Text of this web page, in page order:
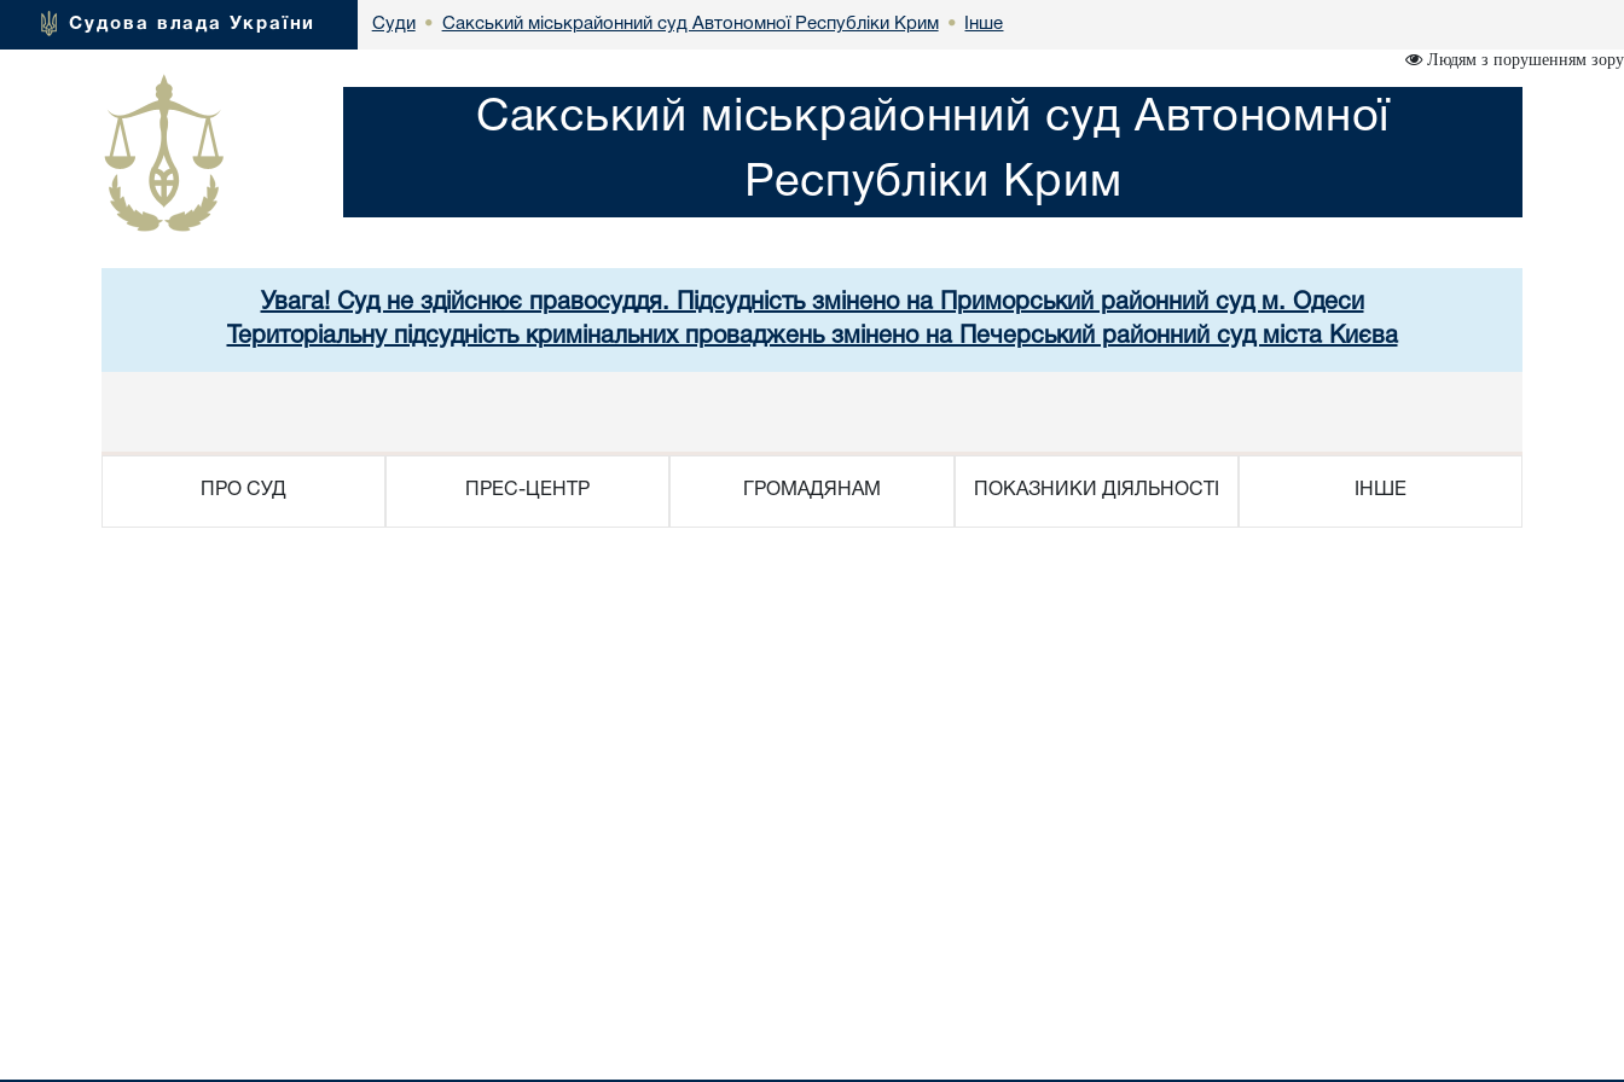
Судова влада України Суди • Сакський міськрайонний суд Автономної Республіки Крим • Інше
Людям з порушенням зору
Сакський міськрайонний суд Автономної
Республіки Крим
Увага! Суд не здійснює правосуддя. Підсудність змінено на Приморський районний суд м. Одеси
Територіальну підсудність кримінальних проваджень змінено на Печерський районний суд міста Києва
ПРО СУД ПРЕС-ЦЕНТР ГРОМАДЯНАМ ПОКАЗНИКИ ДІЯЛЬНОСТІ ІНШЕ